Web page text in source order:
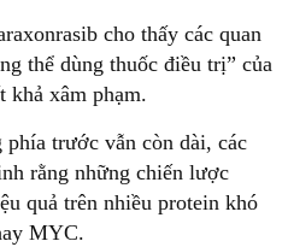
cho thấy các quan
thể dùng thuốc điều trị” của
khả xâm phạm.
trước vẫn còn dài, các
rằng những chiến lược
quả trên nhiều protein khó
MYC.